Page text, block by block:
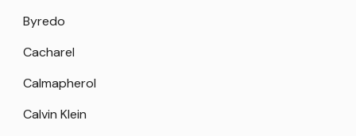
Byredo
Cacharel
Calmapherol
Calvin Klein